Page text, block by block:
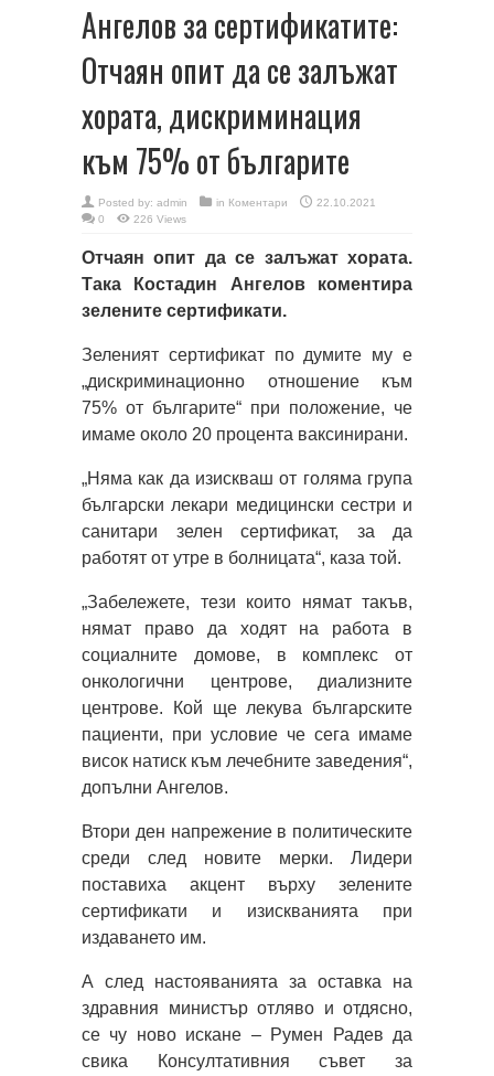
Ангелов за сертификатите:
Отчаян опит да се залъжат
хората, дискриминация
към 75% от българите
Posted by: admin in Коментари
22.10.2021
0
226 Views
Отчаян опит да се залъжат хората.
Така Костадин Ангелов коментира
зелените сертификати.
Зеленият сертификат по думите му е
„дискриминационно отношение към
75% от българите“ при положение, че
имаме около 20 процента ваксинирани.
„Няма как да изискваш от голяма група
български лекари медицински сестри и
санитари зелен сертификат, за да
работят от утре в болницата“, каза той.
„Забележете, тези които нямат такъв,
нямат право да ходят на работа в
социалните домове, в комплекс от
онкологични центрове, диализните
центрове. Кой ще лекува българските
пациенти, при условие че сега имаме
висок натиск към лечебните заведения“,
допълни Ангелов.
Втори ден напрежение в политическите
среди след новите мерки. Лидери
поставиха акцент върху зелените
сертификати и изискванията при
издаването им.
А след настояванията за оставка на
здравния министър отляво и отдясно,
се чу ново искане – Румен Радев да
свика Консултативния съвет за